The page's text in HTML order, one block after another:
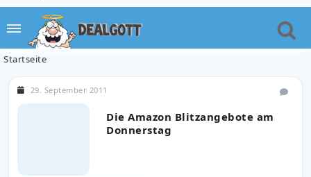
Startseite
Die Amazon Blitzangebote am
Donnerstag
29. September 2011